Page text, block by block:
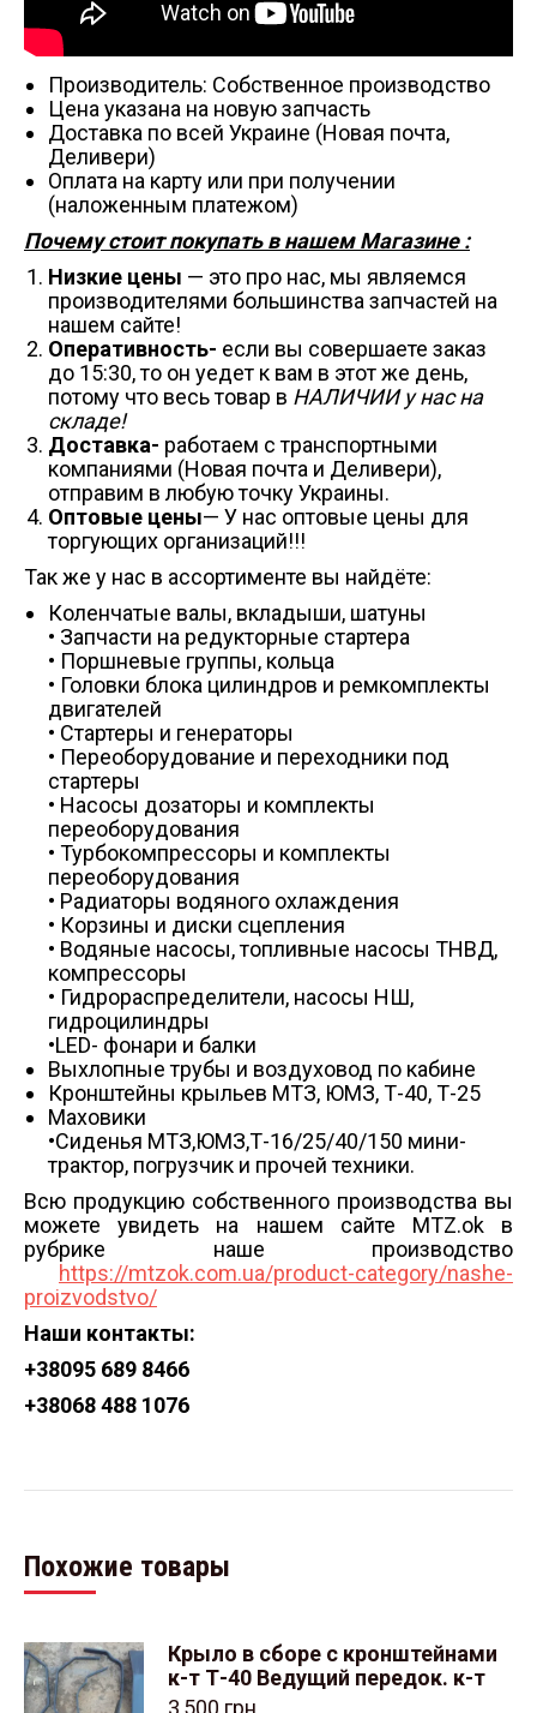
Производитель: Собственное производство
Цена указана на новую запчасть
Доставка по всей Украине (Новая почта,
Деливери)
Оплата на карту или при получении
(наложенным платежом)
Почему стоит покупать в нашем Магазине :
Низкие цены — это про нас, мы являемся
производителями большинства запчастей на
нашем сайте!
Оперативность- если вы совершаете заказ
до 15:30, то он уедет к вам в этот же день,
потому что весь товар в НАЛИЧИИ у нас на
складе!
Доставка- работаем с транспортными
компаниями (Новая почта и Деливери),
отправим в любую точку Украины.
Оптовые цены— У нас оптовые цены для
торгующих организаций!!!
Так же у нас в ассортименте вы найдёте:
Коленчатые валы, вкладыши, шатуны
• Запчасти на редукторные стартера
• Поршневые группы, кольца
• Головки блока цилиндров и ремкомплекты
двигателей
• Стартеры и генераторы
• Переоборудование и переходники под
стартеры
• Насосы дозаторы и комплекты
переоборудования
• Турбокомпрессоры и комплекты
переоборудования
• Радиаторы водяного охлаждения
• Корзины и диски сцепления
• Водяные насосы, топливные насосы ТНВД,
компрессоры
• Гидрораспределители, насосы НШ,
гидроцилиндры
•LED- фонари и балки
Выхлопные трубы и воздуховод по кабине
Кронштейны крыльев МТЗ, ЮМЗ, Т-40, Т-25
Маховики
•Сиденья МТЗ,ЮМЗ,Т-16/25/40/150 мини-
трактор, погрузчик и прочей техники.
Всю продукцию собственного производства вы
можете увидеть на нашем сайте MTZ.ok в
рубрике наше производство
https://mtzok.com.ua/product-category/nashe-
proizvodstvo/
Наши контакты:
+38095 689 8466
+38068 488 1076
Похожие товары
Крыло в сборе с кронштейнами
к-т Т-40 Ведущий передок. к-т
3,500 грн.